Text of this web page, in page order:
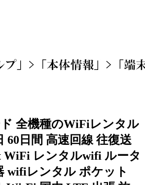
全機種のWiFiレンタル
60日間 高速回線 往復送
WiFi レンタルwifi ルータ
wifiレンタル ポケット